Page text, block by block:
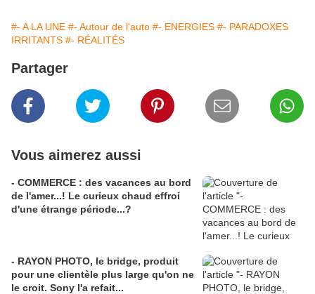
#- A LA UNE #- Autour de l'auto #- ENERGIES #- PARADOXES
IRRITANTS #- RÉALITÉS
Partager
Vous aimerez aussi
- COMMERCE : des vacances au bord
de l'amer...! Le curieux chaud effroi
d'une étrange période...?
- RAYON PHOTO, le bridge, produit
pour une clientèle plus large qu'on ne
le croit. Sony l'a refait...